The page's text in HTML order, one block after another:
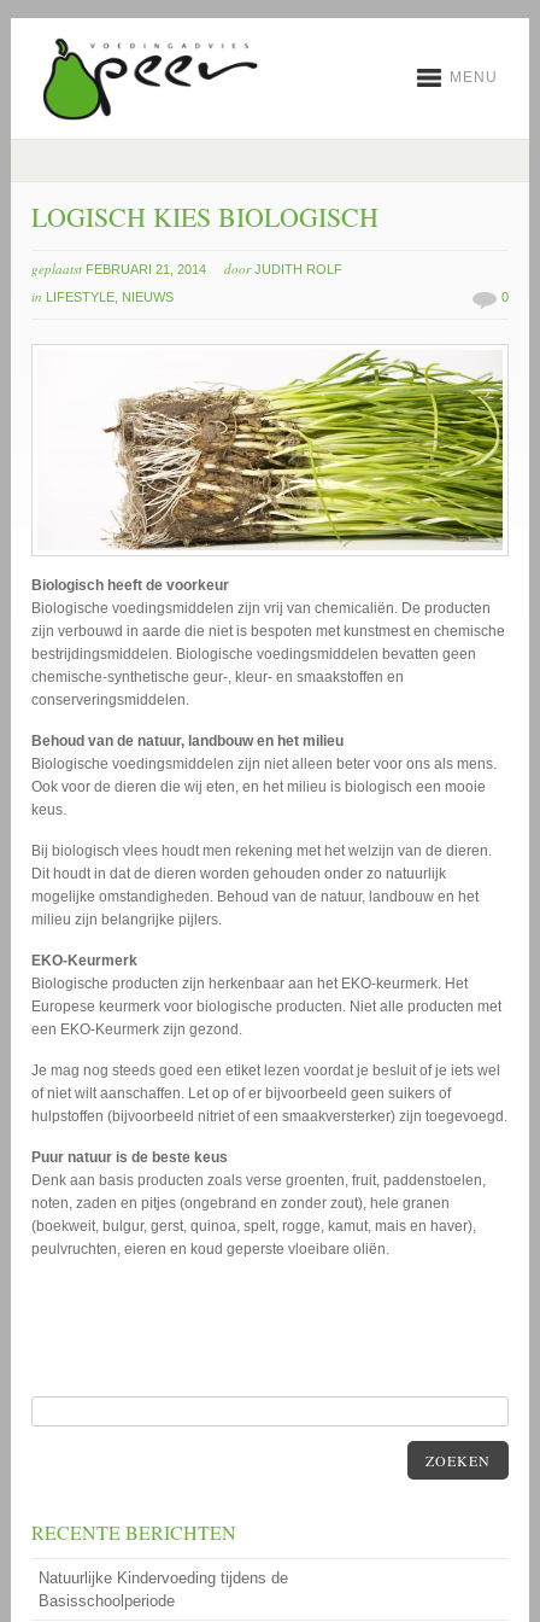
MENU
LOGISCH KIES BIOLOGISCH
geplaatst FEBRUARI 21, 2014 door JUDITH ROLF
in LIFESTYLE NIEUWS 0
Biologisch heeft de voorkeur
Biologische voedingsmiddelen zijn vrij van chemicaliën. De producten
zijn verbouwd in aarde die niet is bespoten met kunstmest en chemische
bestrijdingsmiddelen. Biologische voedingsmiddelen bevatten geen
chemische-synthetische geur-, kleur- en smaakstoffen en
conserveringsmiddelen.
Behoud van de natuur, landbouw en het milieu
Biologische voedingsmiddelen zijn niet alleen beter voor ons als mens.
Ook voor de dieren die wij eten, en het milieu is biologisch een mooie
keus.
Bij biologisch vlees houdt men rekening met het welzijn van de dieren.
Dit houdt in dat de dieren worden gehouden onder zo natuurlijk
mogelijke omstandigheden. Behoud van de natuur, landbouw en het
milieu zijn belangrijke pijlers.
EKO-Keurmerk
Biologische producten zijn herkenbaar aan het EKO-keurmerk. Het
Europese keurmerk voor biologische producten. Niet alle producten met
een EKO-Keurmerk zijn gezond.
Je mag nog steeds goed een etiket lezen voordat je besluit of je iets wel
of niet wilt aanschaffen. Let op of er bijvoorbeeld geen suikers of
hulpstoffen (bijvoorbeeld nitriet of een smaakversterker) zijn toegevoegd.
Puur natuur is de beste keus
Denk aan basis producten zoals verse groenten, fruit, paddenstoelen,
noten, zaden en pitjes (ongebrand en zonder zout), hele granen
(boekweit, bulgur, gerst, quinoa, spelt, rogge, kamut, mais en haver),
peulvruchten, eieren en koud geperste vloeibare oliën.
ZOEKEN
RECENTE BERICHTEN
Natuurlijke Kindervoeding tijdens de
Basisschoolperiode